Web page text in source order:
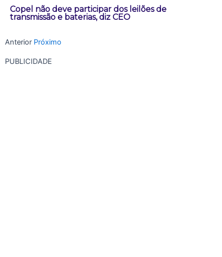
Copel não deve participar dos leilões de
transmissão e baterias, diz CEO
Anterior Próximo
PUBLICIDADE